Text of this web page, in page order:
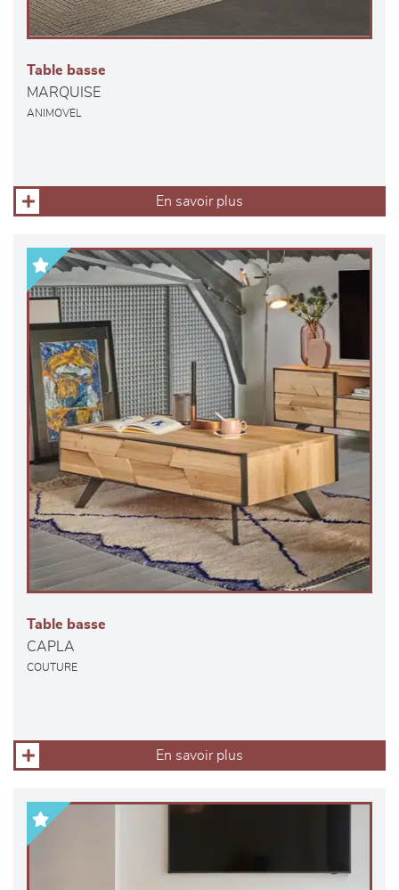
Table basse
MARQUISE
ANIMOVEL
En savoir plus
Table basse
CAPLA
COUTURE
En savoir plus